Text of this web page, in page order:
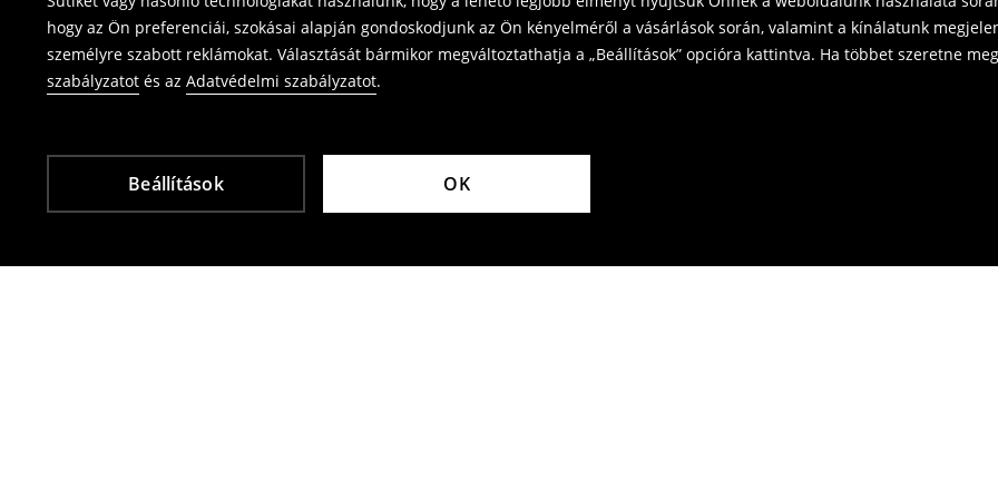
hogy az Ön preferenciái, szokásai alapján gondoskodjunk az Ön kényelméről a vásárlások során, valamint a kínálatunk
személyre szabott reklámokat. Választását bármikor megváltoztathatja a „Beállítások” opcióra kattintva. Ha többet szeretne
szabályzatot és az Adatvédelmi szabályzatot.
Beállítások OK
Termék visszavétel